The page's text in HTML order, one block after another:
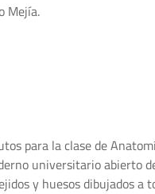
Mejía.
para la clase de
universitario abierto
y huesos dibujados a